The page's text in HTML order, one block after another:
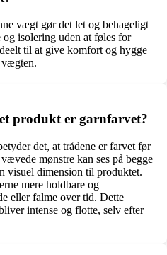
vægt gør det let og behageligt
isolering uden at føles for
til at give komfort og hygge
produkt er garnfarvet?
det, at trådene er farvet før
mønstre kan ses på begge
visuel dimension til produktet.
mere holdbare og
eller falme over tid. Dette
intense og flotte, selv efter